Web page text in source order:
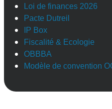
Loi de finances 2026
Pacte Dutreil
IP Box
Fiscalité & Ecologie
OBBBA
Modèle de convention